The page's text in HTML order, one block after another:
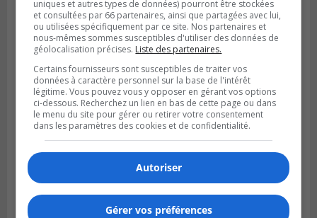
SAINT-CATHERINE
Publié le 30 juillet 2026 à 07h58
Sainte-Catherine prolonge son aide
financière au Complexe Le Partage
uniques et autres types de données) pourront être stockées
et consultées par 66 partenaires, ainsi que partagées avec lui,
ou utilisées spécifiquement par ce site. Nos partenaires et
nous-mêmes sommes susceptibles d'utiliser des données de
géolocalisation précises. Liste des partenaires.
Certains fournisseurs sont susceptibles de traiter vos
données à caractère personnel sur la base de l'intérêt
légitime. Vous pouvez vous y opposer en gérant vos options
ci-dessous. Recherchez un lien en bas de cette page ou dans
le menu du site pour gérer ou retirer votre consentement
dans les paramètres des cookies et de confidentialité.
Autoriser
Gérer vos préférences